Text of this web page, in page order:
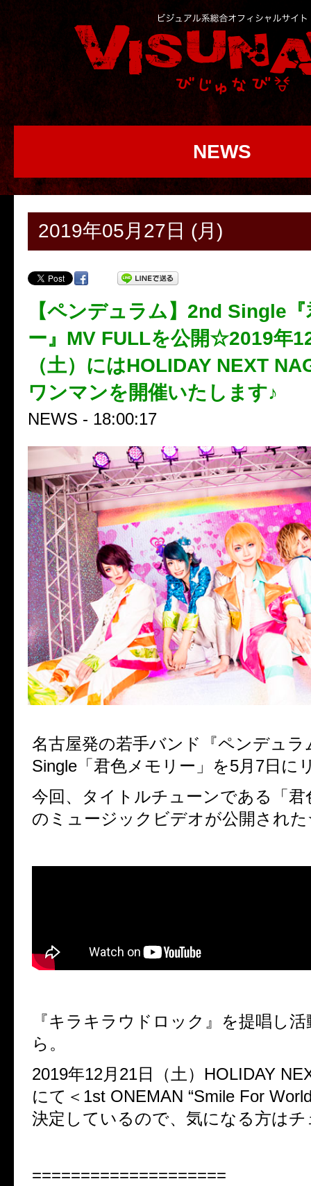
NEWS
2019年05月27日 (月)
【ペンデュラム】2nd Single
ー』MV FULLを公開☆2019年
（土）にはHOLIDAY NEXT
ワンマンを開催いたします♪
NEWS - 18:00:17
名古屋発の若手バンド『ペンデュラ
Single「君色メモリー」を5月7日に
今回、タイトルチューンである「君
のミュージックビデオが公開され
『キラキラウドロック』を提唱し
ら。
2019年12月21日（土）HOLIDAY
にて＜1st ONEMAN “Smile For
決定しているので、気になる方はチ
====================